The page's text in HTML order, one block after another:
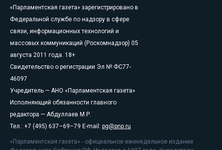
«Парламентская газета» зарегистрировано в
Федеральной службе по надзору в сфере
связи, информационных технологий и
массовых коммуникаций (Роскомнадзор) 05
августа 2011 года. 18+
Свидетельство о регистрации Эл № ФС77-
46097
Учредитель — АНО «Парламентская газета»
Исполняющий обязанности главного
редактора — Абдуллаев М.Р.
Тел.: +7 (495) 637–69–79 E-mail: pg@pnp.ru
«Парламентская газета» - официальное еженедельное издание